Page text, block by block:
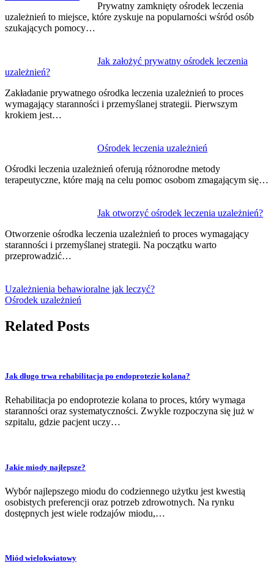
Prywatny zamknięty ośrodek leczenia
uzależnień to miejsce, które zyskuje na popularności wśród osób
szukających pomocy…
Jak założyć prywatny ośrodek leczenia
uzależnień?
Zakładanie prywatnego ośrodka leczenia uzależnień to proces
wymagający staranności i przemyślanej strategii. Pierwszym
krokiem jest…
Ośrodek leczenia uzależnień
Ośrodki leczenia uzależnień oferują różnorodne metody
terapeutyczne, które mają na celu pomoc osobom zmagającym się…
Jak otworzyć ośrodek leczenia uzależnień?
Otworzenie ośrodka leczenia uzależnień to proces wymagający
staranności i przemyślanej strategii. Na początku warto
przeprowadzić…
Uzależnienia behawioralne jak leczyć?
Ośrodek uzależnień
Related Posts
Jak długo trwa rehabilitacja po endoprotezie kolana?
Rehabilitacja po endoprotezie kolana to proces, który wymaga
staranności oraz systematyczności. Zwykle rozpoczyna się już w
szpitalu, gdzie pacjent uczy…
Jakie miody najlepsze?
Wybór najlepszego miodu do codziennego użytku jest kwestią
osobistych preferencji oraz potrzeb zdrowotnych. Na rynku
dostępnych jest wiele rodzajów miodu,…
Miód wielokwiatowy